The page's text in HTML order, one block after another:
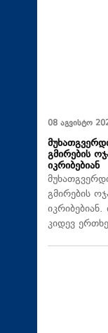
08 აგვისტო
გმირების
იკრიბებიან
გმირების
კიდევ